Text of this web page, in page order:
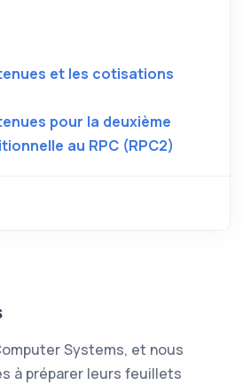
et les cotisations
pour la deuxième
au RPC (RPC2)
Systems, et nous
à préparer leurs feuillets